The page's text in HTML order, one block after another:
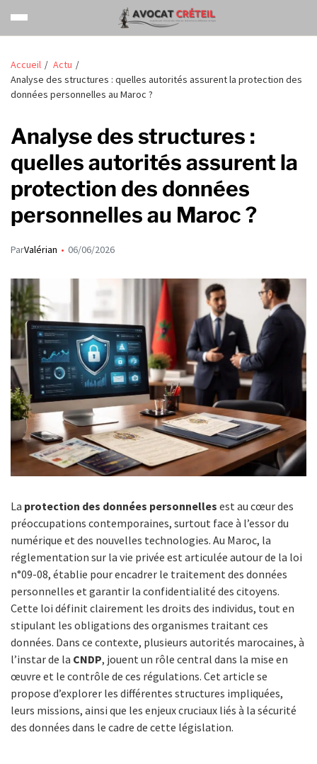
Accueil
Actu
Analyse des structures : quelles autorités assurent la protection des
données personnelles au Maroc ?
Analyse des structures :
quelles autorités assurent la
protection des données
personnelles au Maroc ?
ParValérian 06/06/2026
La protection des données personnelles est au cœur des
préoccupations contemporaines, surtout face à l’essor du
numérique et des nouvelles technologies. Au Maroc, la
réglementation sur la vie privée est articulée autour de la loi
n°09-08, établie pour encadrer le traitement des données
personnelles et garantir la confidentialité des citoyens.
Cette loi définit clairement les droits des individus, tout en
stipulant les obligations des organismes traitant ces
données. Dans ce contexte, plusieurs autorités marocaines, à
l’instar de la CNDP, jouent un rôle central dans la mise en
œuvre et le contrôle de ces régulations. Cet article se
propose d’explorer les différentes structures impliquées,
leurs missions, ainsi que les enjeux cruciaux liés à la sécurité
des données dans le cadre de cette législation.